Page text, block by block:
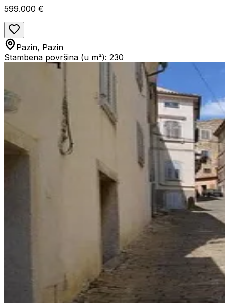
599.000 €
Pazin, Pazin
Stambena površina (u m²): 230